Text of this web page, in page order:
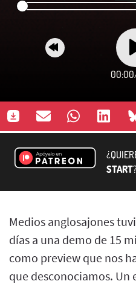
00:00
START?
Medios anglosajones
días a una demo de 15
como preview que nos
que desconociamos. Un